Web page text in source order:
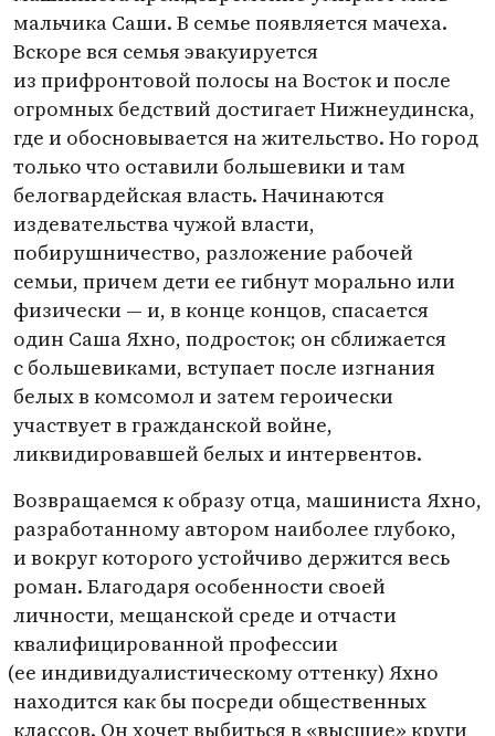
мальчика Саши. В семье появляется мачеха.
Вскоре вся семья эвакуируется
из прифронтовой полосы на Восток и после
огромных бедствий достигает Нижнеудинска,
где и обосновывается на жительство. Но город
только что оставили большевики и там
белогвардейская власть. Начинаются
издевательства чужой власти,
побирушничество, разложение рабочей
семьи, причем дети ее гибнут морально или
физически — и, в конце концов, спасается
один Саша Яхно, подросток; он сближается
с большевиками, вступает после изгнания
белых в комсомол и затем героически
участвует в гражданской войне,
ликвидировавшей белых и интервентов.
Возвращаемся к образу отца, машиниста Яхно,
разработанному автором наиболее глубоко,
и вокруг которого устойчиво держится весь
роман. Благодаря особенности своей
личности, мещанской среде и отчасти
квалифицированной профессии
(ее индивидуалистическому оттенку) Яхно
находится как бы посреди общественных
классов. Он хочет выбиться в «высшие» круги